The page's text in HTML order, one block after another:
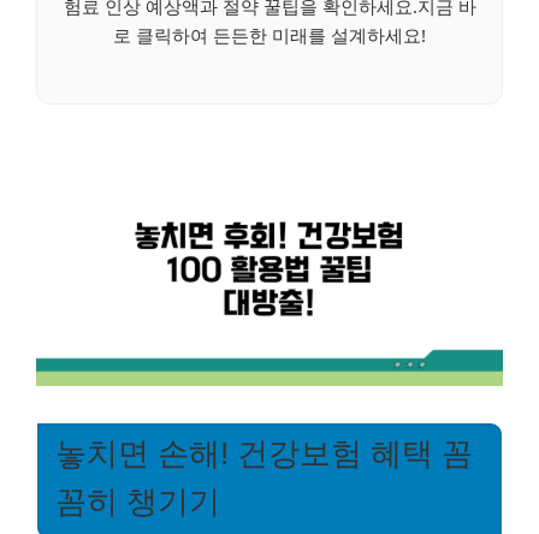
험료 인상 예상액과 절약 꿀팁을 확인하세요.지금 바
로 클릭하여 든든한 미래를 설계하세요!
놓치면 손해! 건강보험 혜택 꼼
꼼히 챙기기